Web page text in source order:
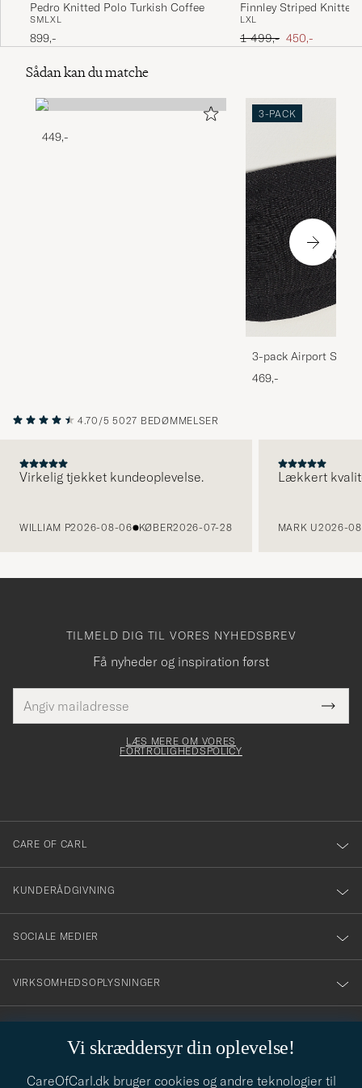
Pedro Knitted Polo Turkish Coffee
SMLXL
899,-
Finnley Striped Knitted
Black Multi
LXL
Ordinary pris
1 499,- Nedsat pris
450,-
Sådan kan du matche
449,-
3-PACK
3-pack Airport
Melange
469,-
4.70/5 5027 BEDØMMELSER
Virkelig tjekket kundeoplevelse.
WILLIAM P2026-08-06 KØBER2026-07-28
Lækkert
MARK U2026-
Vi skræddersyr din oplevelse!
CareOfCarl.dk bruger cookies og andre teknologier til
TILMELD DIG TIL VORES NYHEDSBREV
Få nyheder og inspiration først
mailadresse
skal
Tack
för
dig
till
vårt
nyhetsbrev!
LÆS MERE OM VORES
FORTROLIGHEDSPOLICY
CARE OF CARL
KUNDERÅDGIVNING
SOCIALE MEDIER
VIRKSOMHEDSOPLYSNINGER
Behøver du hjælp til at finde din stil? Lad os hjælpe dig, vi hjælper